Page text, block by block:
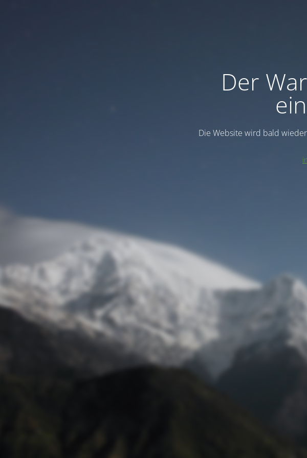
Der
Die Website wird bald